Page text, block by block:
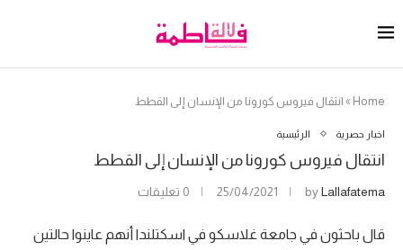
Home
» انتقال فيروس كورونا من الإنسان إلى القطط
اخبار حصرية الرئيسية
انتقال فيروس كورونا من الإنسان إلى القطط
byLallafatema
25/04/2021 0 تعليقات
قال باحثون في جامعة غلاسكو في اسكتلندا أنهم عاينوا حالتين